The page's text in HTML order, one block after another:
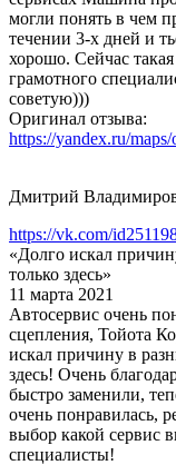
могли понять в чем
течении 3-х дней и
хорошо. Сейчас
грамотного
советую)))
Оригинал отзыва:
https://yandex.ru/
Дмитрий
https://vk.com/
«Долго искал
только здесь»
11 марта 2021
Автосервис очень
сцепления, Тойота
искал причину в
здесь! Очень
быстро заменили,
очень понравилась,
выбор какой сервис
специалисты!